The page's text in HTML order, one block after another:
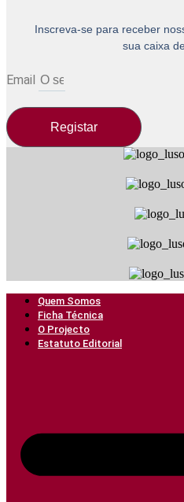
Inscreva-se para receber
sua caixa
Email
Registar
Quem Somos
Ficha Técnica
O Projecto
Estatuto Editorial